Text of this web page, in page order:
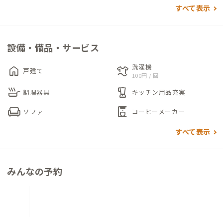
とができ、仕事の合間のリフレッシュにもぴったり。建物自体は
築年数を重ねていますが、室内はリノベーション済みで快適に
過ごせます。
沖縄の自然や暮らしに寄り添いながら、落ち着いた時間を過ご
せる場所です。
すべて表示
設備・備品・サービス
home 戸建て laundry 洗濯機
100円 / 回
skillet 調理器具 blender キッチン用品充実
chair ソファ coffee_maker コーヒーメーカー
すべて表示
みんなの予約